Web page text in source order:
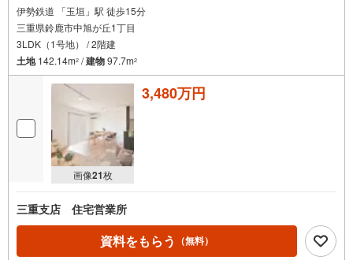
伊勢鉄道 「玉垣」駅 徒歩15分
三重県鈴鹿市中旭が丘1丁目
3LDK（1号地） / 2階建
土地142.14m2 /建物97.7m2
画像21枚
3,480万円
三重支店 住宅営業所
資料をもらう （無料）